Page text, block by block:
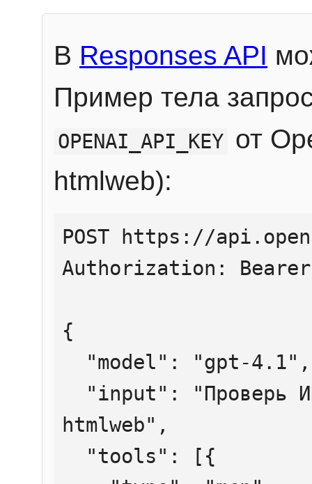
В Responses API
Пример тела
OPENAI_API_KEY от
htmlweb):
POST https://
Authorization:
{
htmlweb",